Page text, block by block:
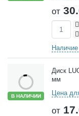
от
-
+
В НАЛИЧИИ
Диск
мм
Цена
от